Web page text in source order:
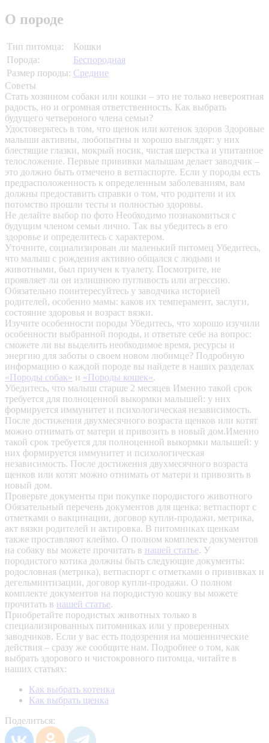
О породе
Тип питомца:
Кошки
Порода:
Беспородная
Размер породы: Средние
Советы
Стать хозяином собаки или кошки – это не только невероятная
радость, но и огромная ответственность. Как выбрать
будущего четвероного члена семьи?
Удостоверьтесь в том, что щенок или котенок здоров Здоровые
малыши активны, любопытны и хорошо выглядят: у них
блестящие глазки, мокрый носик, чистая шерстка и упитанное
телосложение. Первые прививки малышам делает заводчик –
это должно быть отмечено в ветпаспорте. Если у породы есть
предрасположенность к определенным заболеваниям, вам
должны предоставить справки о том, что родители и их
потомство прошли тесты и полностью здоровы.
Не делайте выбор по фото Необходимо познакомиться с
будущим членом семьи лично. Так вы убедитесь в его
здоровье и определитесь с характером.
Уточните, социализирован ли маленький питомец Убедитесь,
что малыш с рождения активно общался с людьми и
животными, был приучен к туалету. Посмотрите, не
проявляет ли он излишнюю пугливость или агрессию.
Обязательно поинтересуйтесь у заводчика историей
родителей, особенно мамы: каков их темперамент, заслуги,
состояние здоровья и возраст вязки.
Изучите особенности породы Убедитесь, что хорошо изучили
особенности выбранной породы, и ответьте себе на вопрос:
сможете ли вы выделить необходимое время, ресурсы и
энергию для заботы о своем новом любимце? Подробную
информацию о каждой породе вы найдете в наших разделах
«Породы собак» и «Породы кошек».
Убедитесь, что малыш старше 2 месяцев Именно такой срок
требуется для полноценной выкормки малышей: у них
формируется иммунитет и психологическая независимость.
После достижения двухмесячного возраста щенков или котят
можно отнимать от матери и привозить в новый дом.Именно
такой срок требуется для полноценной выкормки малышей: у
них формируется иммунитет и психологическая
независимость. После достижения двухмесячного возраста
щенков или котят можно отнимать от матери и привозить в
новый дом.
Проверьте документы при покупке породистого животного
Обязательный перечень документов для щенка: ветпаспорт с
отметками о вакцинации, договор купли-продажи, метрика,
акт вязки родителей и актировка. В питомниках щенкам
также проставляют клеймо. О полном комплекте документов
на собаку вы можете прочитать в нашей статье. У
породистого котика должны быть следующие документы:
родословная (метрика), ветпаспорт с отметками о прививках и
дегельминтизации, договор купли-продажи. О полном
комплекте документов на породистую кошку вы можете
прочитать в нашей статье.
Приобретайте породистых животных только в
специализированных питомниках или у проверенных
заводчиков. Если у вас есть подозрения на мошеннические
действия – сразу же сообщите нам. Подробнее о том, как
выбрать здорового и чистокровного питомца, читайте в
наших статьях:
Как выбрать котенка
Как выбрать щенка
Поделиться: